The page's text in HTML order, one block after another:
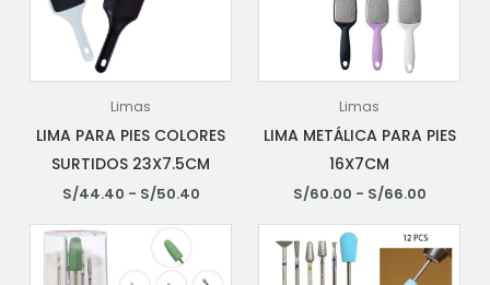
Limas
LIMA PARA PIES COLORES
SURTIDOS 23X7.5CM
S/44.40 - S/50.40
Limas
LIMA METÁLICA PARA PIES
16X7CM
S/60.00 - S/66.00